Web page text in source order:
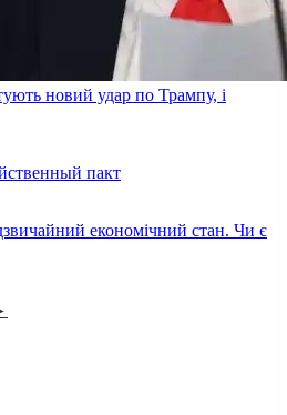
новий удар по Трампу, і
пакт
економічний стан. Чи є